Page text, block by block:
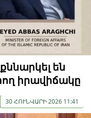
են
իրավիճակը
30 ՀՈՒՆՎԱՐԻ 2026 11:41